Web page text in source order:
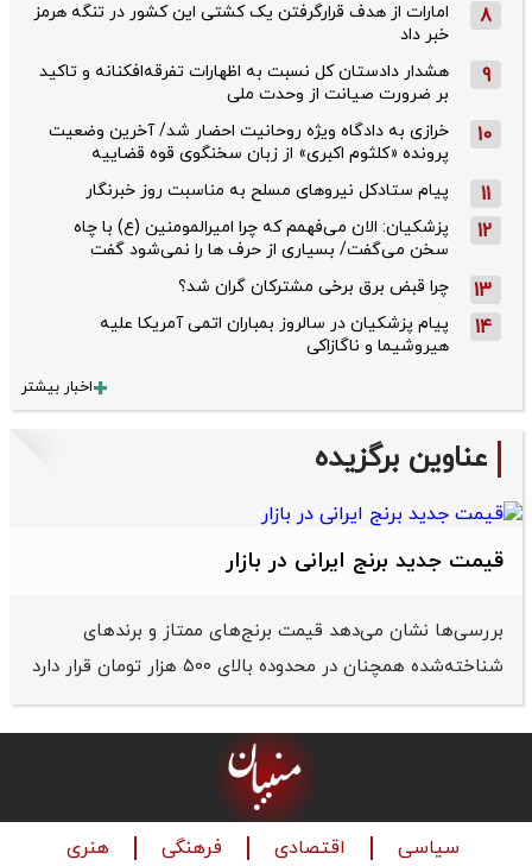
8
امارات از هدف قرارگرفتن یک کشتی این کشور در تنگه هرمز
خبر داد
9
هشدار دادستان کل نسبت به اظهارات تفرقه‌افکنانه و تاکید
بر ضرورت صیانت از وحدت ملی
10
خرازی به دادگاه ویژه روحانیت احضار شد/ آخرین وضعیت
پرونده «کلثوم اکبری» از زبان سخنگوی قوه قضاییه
11 پیام ستادکل نیروهای مسلح به مناسبت روز خبرنگار
12
پزشکیان: الان می‌فهمم که چرا امیرالمومنین (ع) با چاه
سخن می‌گفت/ بسیاری از حرف ها را نمی‌شود گفت
13 چرا قبض برق برخی مشترکان گران شد؟
14
پیام پزشکیان در سالروز بمباران اتمی آمریکا علیه
هیروشیما و ناگازاکی
اخبار بیشتر
عناوین برگزیده
قیمت جدید برنج ایرانی در بازار
بررسی‌ها نشان می‌دهد قیمت برنج‌های ممتاز و برندهای
شناخته‌شده همچنان در محدوده بالای ۵۰۰ هزار تومان قرار دارد
سیاسی اقتصادی فرهنگی هنری